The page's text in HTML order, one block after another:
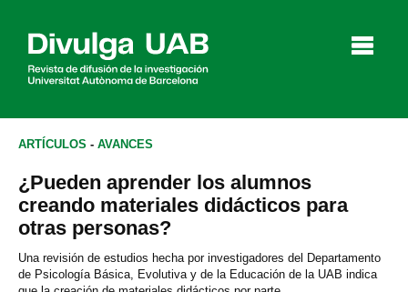
Agenda
ARTÍCULOS - AVANCES
¿Pueden aprender los alumnos
creando materiales didácticos para
otras personas?
Una revisión de estudios hecha por investigadores del Departamento
de Psicología Básica, Evolutiva y de la Educación de la UAB indica